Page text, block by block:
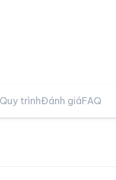
Quy trìnhĐánh giáFAQ